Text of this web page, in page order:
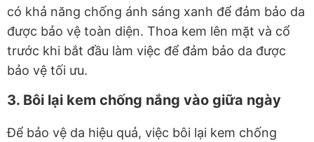
có khả năng chống ánh sáng xanh để đảm bảo da
được bảo vệ toàn diện. Thoa kem lên mặt và cổ
trước khi bắt đầu làm việc để đảm bảo da được
bảo vệ tối ưu.
3. Bôi lại kem chống nắng vào giữa ngày
Để bảo vệ da hiệu quả, việc bôi lại kem chống